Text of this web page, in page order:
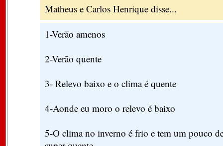
Matheus e Carlos Henrique disse...
1-Verão amenos
2-Verão quente
3- Relevo baixo e o clima é quente
4-Aonde eu moro o relevo é baixo
5-O clima no inverno é frio e tem um pouco